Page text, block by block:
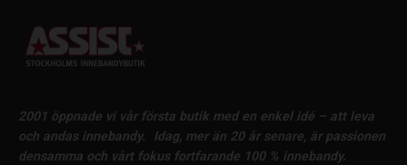
2001 öppnade vi vår första butik med en enkel idé – att leva
och andas innebandy.
Idag, mer än 20 år senare, är passionen
densamma och vårt fokus fortfarande 100 % innebandy.